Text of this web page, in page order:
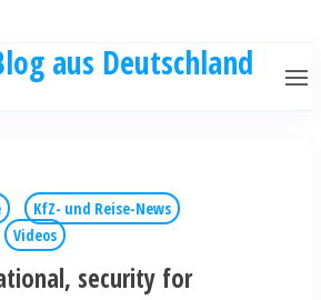
aus Deutschland
KfZ- und Reise-News
Videos
security for